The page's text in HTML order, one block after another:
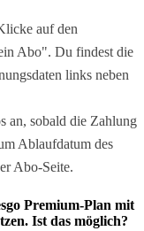
auf den
Abo". Du findest die
links neben
an, sobald die Zahlung
Ablaufdatum des
Abo-Seite.
Premium-Plan mit
Ist das möglich?